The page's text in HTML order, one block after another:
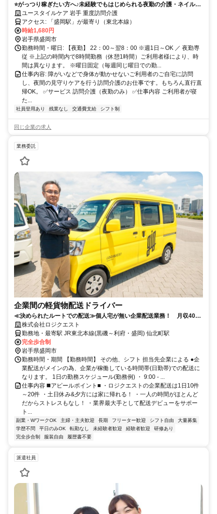
⭐️がっつり稼ぎたい方へ♪未経験でもはじめられる夜勤の介護・ネイルな
どオシャレもOK⭐️
ユースタイルケア 岩手 重度訪問介護
アクセス: 「盛岡駅」が最寄り（東北本線）
時給1,680円
岩手県盛岡市
勤務時間・曜日: 【夜勤】 22：00～翌8：00 ※週1日～OK ／ 夜勤専
従 ※上記の時間内で8時間勤務（休憩1時間）ご利用者様により、時
間は異なります。 ※曜日固定（毎週同じ曜日での勤...
仕事内容: 障がいなどで身体が動かせないご利用者のご自宅に訪問
し、夜間の見守りケアを行う訪問介護のお仕事です。もちろん直行直
帰OK。 ✅サービス 訪問介護（夜勤のみ） ✅仕事内容 ご利用者が寝
た...
社員登用あり 残業なし 交通費支給 シフト制
同じ企業の求人
業務委託
企業間の軽貨物配送ドライバー
≪決められたルートでの配送≫個人宅が無い企業配送業務！ 月収40万
円以上も可能！ 自分都合で働けます！
株式会社ロジクエスト
勤務地・最寄駅 JR東北本線(黒磯～利府・盛岡) 仙北町駅
完全歩合制
岩手県盛岡市
勤務時間・期間 【勤務時間】 その他、シフト 担当先企業による ●企
業配送がメインの為、企業が稼働している時間帯(日勤帯)での配送に
なります。 1日の勤務スケジュール(勤務例) ・ 9:00 - ...
仕事内容 ◼️アピールポイント■ ・ロジクエストの企業配送は1日10件
～20件 ・土日休み&夕方には家に帰れる！ ・一人の時間がほとんど
だからストレスもなし！ ・業界最大手として配送デビューをサポー
ト...
副業・WワークOK 主婦・主夫歓迎 長期 フリーター歓迎 シフト自由
大量募集
学歴不問
平日のみOK 転勤なし 未経験者歓迎 経験者歓迎
研修あり
完全歩合制
服装自由 履歴書不要
派遣社員